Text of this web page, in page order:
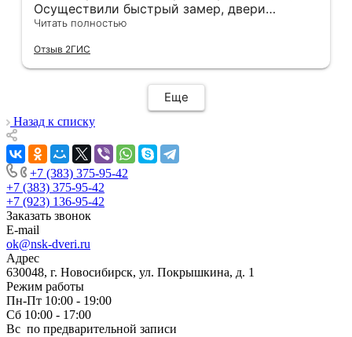
Осуществили быстрый замер, двери
оказались в наличии. По доставке
компанию, где я могу указать удобный для
меня интервал времени, а не ждать весь
день🙏 Не могу не отметить качественный
монтаж дверей, спасибо мастеру Антону за
его труд!!!
Читать полностью
Отзыв 2ГИС
Еще
Назад к списку
+7 (383) 375-95-42
+7 (383) 375-95-42
+7 (923) 136-95-42
Заказать звонок
E-mail
ok@nsk-dveri.ru
Адрес
630048, г. Новосибирск, ул. Покрышкина, д. 1
Режим работы
Пн-Пт 10:00 - 19:00
Сб 10:00 - 17:00
Вс по предварительной записи